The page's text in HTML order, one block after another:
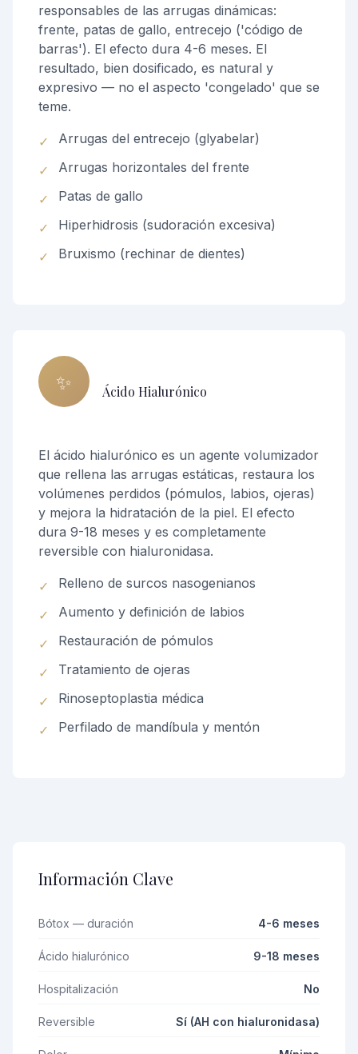
responsables de las arrugas dinámicas:
frente, patas de gallo, entrecejo ('código de
barras'). El efecto dura 4-6 meses. El
resultado, bien dosificado, es natural y
expresivo — no el aspecto 'congelado' que se
teme.
✓
Arrugas del entrecejo (glyabelar)
✓
Arrugas horizontales del frente
✓
Patas de gallo
✓
Hiperhidrosis (sudoración excesiva)
✓
Bruxismo (rechinar de dientes)
✨ Ácido Hialurónico
El ácido hialurónico es un agente volumizador
que rellena las arrugas estáticas, restaura los
volúmenes perdidos (pómulos, labios, ojeras)
y mejora la hidratación de la piel. El efecto
dura 9-18 meses y es completamente
reversible con hialuronidasa.
✓
Relleno de surcos nasogenianos
✓
Aumento y definición de labios
✓
Restauración de pómulos
✓
Tratamiento de ojeras
✓
Rinoseptoplastia médica
✓
Perfilado de mandíbula y mentón
Información Clave
Bótox — duración 4-6 meses
Ácido hialurónico 9-18 meses
Hospitalización No
Reversible Sí (AH con hialuronidasa)